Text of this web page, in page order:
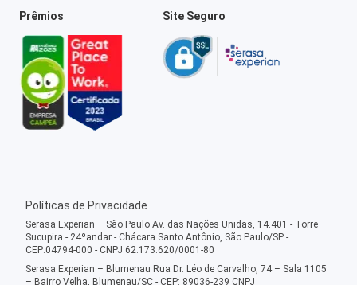
Prêmios Site Seguro
Políticas de Privacidade
Serasa Experian – São Paulo Av. das Nações Unidas, 14.401 - Torre
Sucupira - 24ºandar - Chácara Santo Antônio, São Paulo/SP -
CEP:04794-000 - CNPJ 62.173.620/0001-80
Serasa Experian – Blumenau Rua Dr. Léo de Carvalho, 74 – Sala 1105
– Bairro Velha, Blumenau/SC - CEP: 89036-239 CNPJ